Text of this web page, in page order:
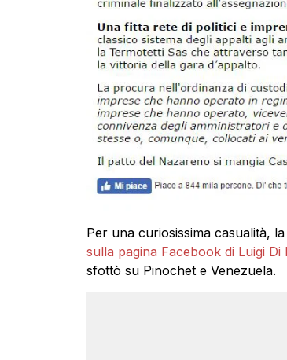
Per una curiosissima casualità,
sulla pagina Facebook di Luigi Di
sfottò su Pinochet e Venezuela.